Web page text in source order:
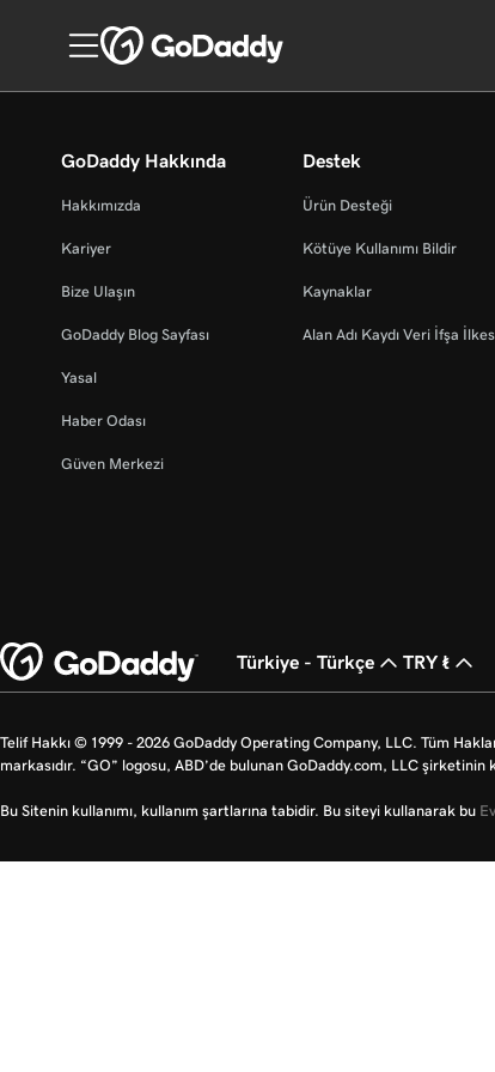
GoDaddy Hakkında
Hakkımızda
Kariyer
Bize Ulaşın
GoDaddy Blog Sayfası
Yasal
Haber Odası
Güven Merkezi
Destek
Ürün Desteği
Kötüye Kullanımı Bildir
Kaynaklar
Alan Adı Kaydı Veri İfşa
Türkiye - Türkçe TRY ₺
Telif Hakkı © 1999 - 2026 GoDaddy Operating Company, LLC. Tüm
markasıdır. “GO” logosu, ABD’de bulunan GoDaddy.com, LLC şirketinin
Bu Sitenin kullanımı, kullanım şartlarına tabidir. Bu siteyi kullanarak bu